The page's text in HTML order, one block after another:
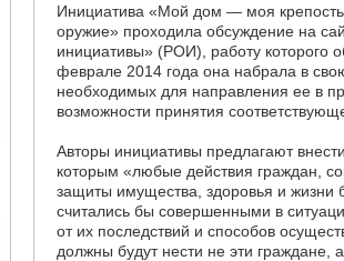
Инициатива «Мой дом — моя
оружие» проходила обсуждение на
инициативы» (РОИ), работу которого
феврале 2014 года она набрала в
необходимых для направления ее в
возможности принятия
Авторы инициативы предлагают
которым «любые действия граждан,
защиты имущества, здоровья и жизни
считались бы совершенными в
от их последствий и способов
должны будут нести не эти граждане,